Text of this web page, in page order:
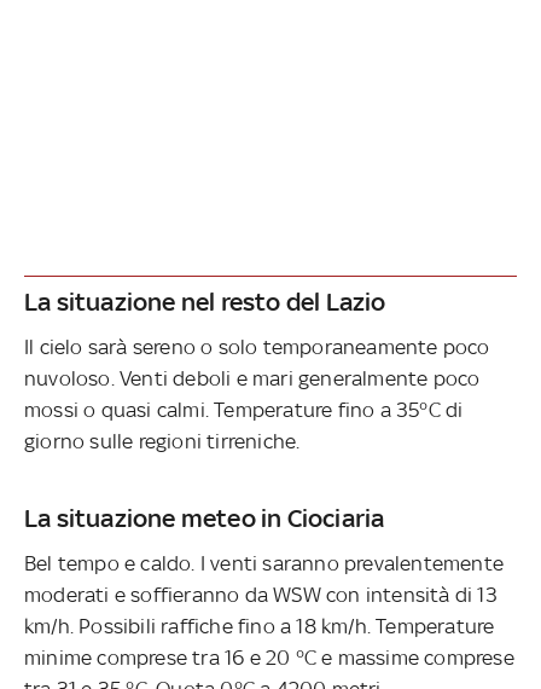
La situazione nel resto del Lazio
Il cielo sarà sereno o solo temporaneamente poco
nuvoloso. Venti deboli e mari generalmente poco
mossi o quasi calmi. Temperature fino a 35°C di
giorno sulle regioni tirreniche.
La situazione meteo in Ciociaria
Bel tempo e caldo. I venti saranno prevalentemente
moderati e soffieranno da WSW con intensità di 13
km/h. Possibili raffiche fino a 18 km/h. Temperature
minime comprese tra 16 e 20 °C e massime comprese